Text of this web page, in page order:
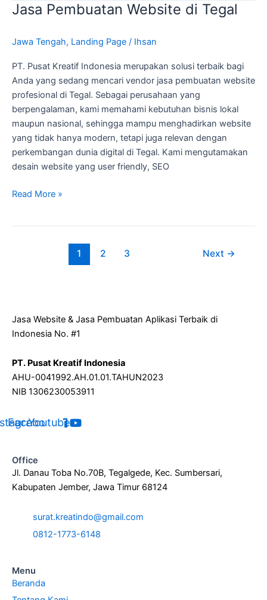
Jasa Pembuatan Website di Tegal
Jawa Tengah, Landing Page / Ihsan
PT. Pusat Kreatif Indonesia merupakan solusi terbaik bagi
Anda yang sedang mencari vendor jasa pembuatan website
profesional di Tegal. Sebagai perusahaan yang
berpengalaman, kami memahami kebutuhan bisnis lokal
maupun nasional, sehingga mampu menghadirkan website
yang tidak hanya modern, tetapi juga relevan dengan
perkembangan dunia digital di Tegal. Kami mengutamakan
desain website yang user friendly, SEO
Jasa
Website
Tegal
Read More »
1 2 3 Next →
Jasa Website & Jasa Pembuatan Aplikasi Terbaik di
Indonesia No. #1
PT. Pusat Kreatif Indonesia
AHU-0041992.AH.01.01.TAHUN2023
NIB 1306230053911
Facebook
Youtube
Office
Jl. Danau Toba No.70B, Tegalgede, Kec. Sumbersari,
Kabupaten Jember, Jawa Timur 68124
surat.kreatindo@gmail.com
0812-1773-6148
Menu
Beranda